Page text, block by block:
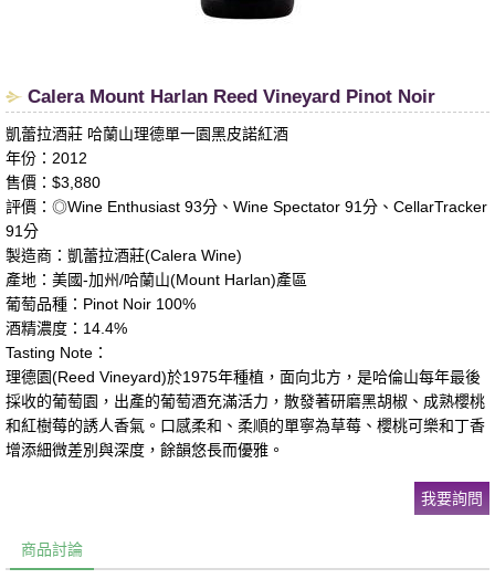
​Calera Mount Harlan Reed Vineyard Pinot Noir
凱蕾拉酒莊 哈蘭山理德單一園黑皮諾紅酒
年份：2012
售價：$3,880
評價：◎Wine Enthusiast 93分、Wine Spectator 91分、CellarTracker
91分
製造商：凱蕾拉酒莊(Calera Wine)
產地：美國-加州/哈蘭山(Mount Harlan)產區
葡萄品種：Pinot Noir 100%
酒精濃度：14.4%
Tasting Note：
理德園(Reed Vineyard)於1975年種植，面向北方，是哈倫山每年最後
採收的葡萄園，出產的葡萄酒充滿活力，散發著研磨黑胡椒、成熟櫻桃
和紅樹莓的誘人香氣。口感柔和、柔順的單寧為草莓、櫻桃可樂和丁香
增添細微差別與深度，餘韻悠長而優雅。
我要詢問
商品討論